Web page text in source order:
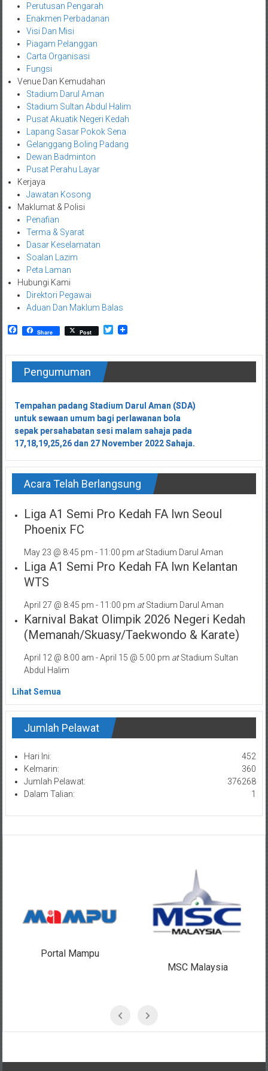
Perutusan Pengarah
Enakmen Perbadanan
Visi Dan Misi
Piagam Pelanggan
Carta Organisasi
Fungsi
Venue Dan Kemudahan
Stadium Darul Aman
Stadium Sultan Abdul Halim
Pusat Akuatik Negeri Kedah
Lapang Sasar Pokok Sena
Gelanggang Boling Padang
Dewan Badminton
Pusat Perahu Layar
Kerjaya
Jawatan Kosong
Maklumat & Polisi
Penafian
Terma & Syarat
Dasar Keselamatan
Soalan Lazim
Peta Laman
Hubungi Kami
Direktori Pegawai
Aduan Dan Maklum Balas
Facebook
Share Post Twitter
Pengumuman
Tempahan padang Stadium Darul Aman (SDA)
untuk sewaan umum bagi perlawanan bola
sepak persahabatan sesi malam sahaja pada
17,18,19,25,26 dan 27 November 2022 Sahaja.
Tempahan padang Stadium Darul Aman (SDA)
untuk sewaan umum bagi perlawanan bola
sepak persahabatan sesi malam sahaja pada
17,18,19,25,26 dan 27 November 2022 Sahaja.
Acara Telah Berlangsung
Liga A1 Semi Pro Kedah FA lwn Seoul
Phoenix FC
May 23 @ 8:45 pm - 11:00 pm atStadium Darul Aman
Liga A1 Semi Pro Kedah FA lwn Kelantan
WTS
April 27 @ 8:45 pm - 11:00 pm atStadium Darul Aman
Karnival Bakat Olimpik 2026 Negeri Kedah
(Memanah/Skuasy/Taekwondo & Karate)
April 12 @ 8:00 am -April 15 @ 5:00 pm atStadium Sultan
Abdul Halim
Lihat Semua
Jumlah Pelawat
452
Hari Ini:
360
Kelmarin:
376268
Jumlah Pelawat:
1
Dalam Talian:
Portal Mampu
MSC Malaysia